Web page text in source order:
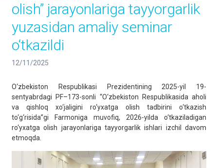
olish” jarayonlariga tayyorgarlik
yuzasidan amaliy seminar
o‘tkazildi
12/11/2025
O‘zbekiston Respublikasi Prezidentining 2025-yil 19-
sentyabrdagi PF–173-sonli “O‘zbekiston Respublikasida aholi
va qishloq xo‘jaligini ro‘yxatga olish tadbirini o‘tkazish
to‘g‘risida”gi Farmoniga muvofiq, 2026-yilda o‘tkaziladigan
ro‘yxatga olish jarayonlariga tayyorgarlik ishlari izchil davom
etmoqda.